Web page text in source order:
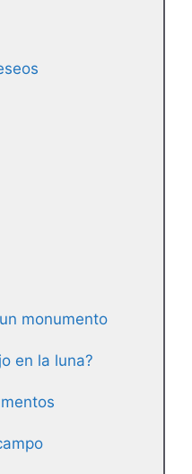
monumento
en la luna?